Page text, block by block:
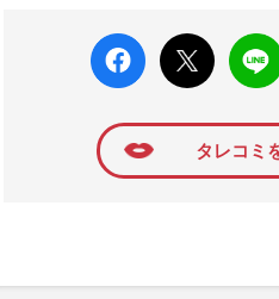
faceboo
k いい
ね
X ポス
ト
LINE
タレコミ